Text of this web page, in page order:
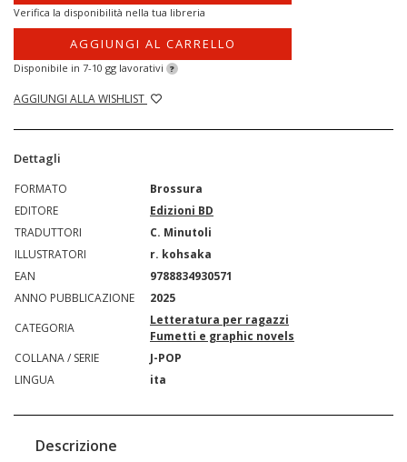
Verifica la disponibilità nella tua libreria
AGGIUNGI AL CARRELLO
Disponibile in 7-10 gg lavorativi ?
AGGIUNGI ALLA WISHLIST
Dettagli
FORMATO
Brossura
EDITORE
Edizioni BD
TRADUTTORI
C. Minutoli
ILLUSTRATORI
r. kohsaka
EAN
9788834930571
ANNO PUBBLICAZIONE
2025
CATEGORIA
Letteratura per ragazzi
Fumetti e graphic novels
COLLANA / SERIE
J-POP
LINGUA
ita
Descrizione